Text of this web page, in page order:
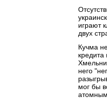
играют
двух
Кучма
него
мог бы